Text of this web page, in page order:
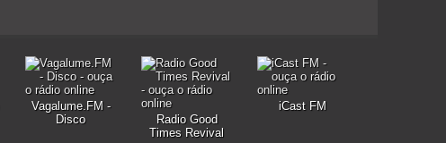
Vagalume.FM -
Disco
Radio Good
Times Revival
iCast FM